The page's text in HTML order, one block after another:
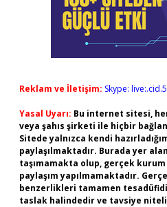
Reklam ve İletişim: Skype:
Yasal Uyarı: Bu internet sitesi,
veya şahıs şirketi ile hiçbir
Sitede yalnızca kendi
paylaşılmaktadır. Burada yer
taşımamakta olup, gerçek
paylaşım yapılmamaktadır.
benzerlikleri tamamen
taslak halindedir ve tavsiye